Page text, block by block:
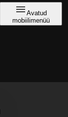
Avatud
mobiilimenüü